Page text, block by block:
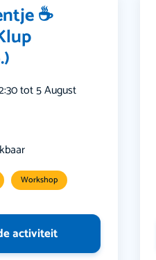
☕️
tot 5 August
Workshop
activiteit